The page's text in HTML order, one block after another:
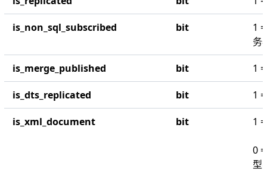
is_non_sql_subscribed bit
1
务
is_merge_published bit 1
is_dts_replicated bit 1
is_xml_document bit 1
0
型